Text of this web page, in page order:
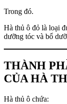
Trong đó.
Hà thủ ô đỏ là loại
dưỡng tóc và bổ
THÀNH
CỦA HÀ
Hà thủ ô chứa: